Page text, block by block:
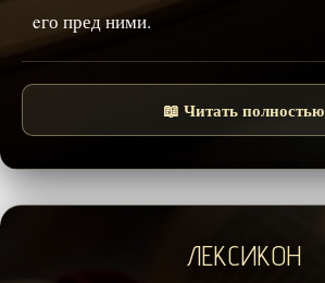
eго пред ними.
📖 Читать полностью
ЛЕКСИКОН